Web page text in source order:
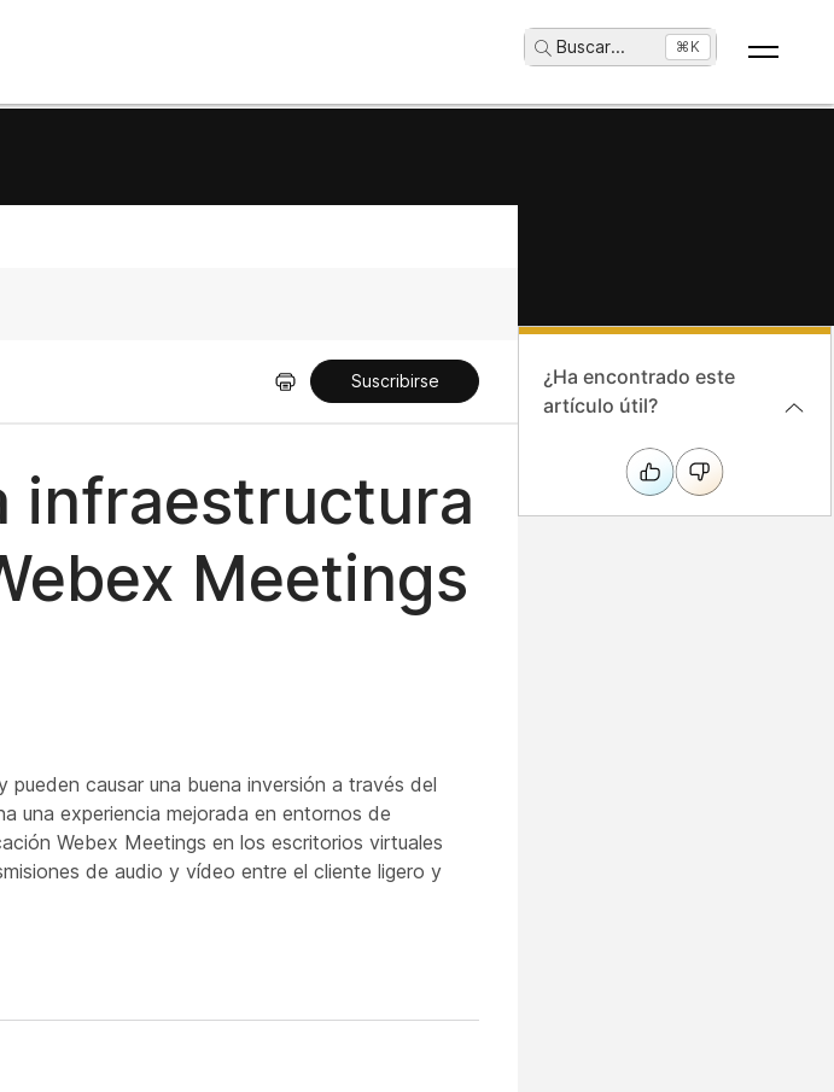
Buscar... ⌘K
Suscribirse
infraestructura
Meetings
causar una buena inversión a través del
una experiencia mejorada en entornos de
Webex Meetings en los escritorios virtuales
de audio y vídeo entre el cliente ligero y
¿Ha encontrado este
artículo útil?